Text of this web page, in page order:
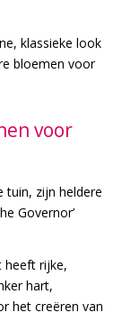
klassieke look
bloemen voor
voor
tuin, zijn heldere
Governor’
heeft rijke,
hart,
het creëren van